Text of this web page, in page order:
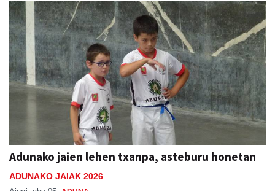
Adunako jaien lehen txanpa, asteburu honetan
ADUNAKO JAIAK 2026